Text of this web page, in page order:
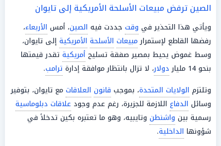
الصين ترفض مبيعات الأسلحة الأمريكية إلى تايوان
ويأتي هذا التحذير في وقت جددت فيه الصين، أمس الأربعاء،
رفضها القاطع لإستمرارمبيعات الأسلحة الأمريكية إلى تايوان،
وسط غموض يحيط بمصير صفقة تسليح أمريكية تقدر قيمتها
بنحو 14 مليار
دولار، لا تزال بانتظار موافقة إدارة ترامب.
وتلتزم الولايات المتحدة، بموجب قانون العلاقات مع تايوان، بتوفير
وسائل الدفاع اللازمة للجزيرة، رغم عدم وجود علاقات دبلوماسية
رسمية بين واشنطن وتايبيه، وهو ما تعتبره بكين تدخلاً في
شؤونها الداخلية.